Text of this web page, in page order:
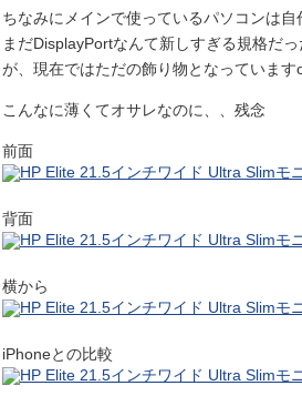
ちなみにメインで使っているパソコンは
まだDisplayPortなんて新しすぎる規格だ
が、現在ではただの飾り物となっています
こんなに薄くてオサレなのに、、残念
前面
背面
横から
iPhoneとの比較